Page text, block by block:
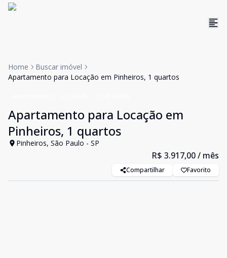
Home
Buscar imóvel
Apartamento para Locação em Pinheiros, 1 quartos
Apartamento para Locação em
Pinheiros, 1 quartos
Pinheiros, São Paulo - SP
R$ 3.917,00/ mês
Compartilhar Favorito